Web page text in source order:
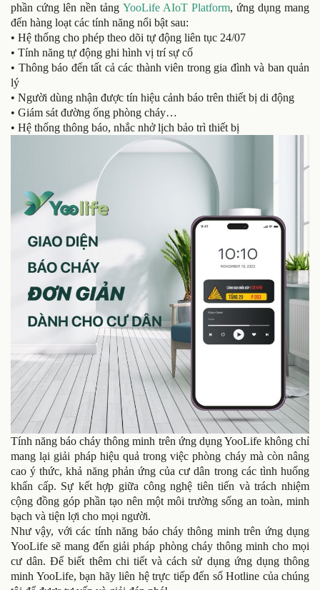
phần cứng lên nền tảng YooLife AIoT Platform, ứng dụng mang
đến hàng loạt các tính năng nổi bật sau:
• Hệ thống cho phép theo dõi tự động liên tục 24/07
• Tính năng tự động ghi hình vị trí sự cố
• Thông báo đến tất cả các thành viên trong gia đình và ban quản
lý
• Người dùng nhận được tín hiệu cảnh báo trên thiết bị di động
• Giám sát đường ống phòng cháy…
• Hệ thống thông báo, nhắc nhở lịch bảo trì thiết bị
Tính năng báo cháy thông minh trên ứng dụng YooLife không chỉ
mang lại giải pháp hiệu quả trong việc phòng cháy mà còn nâng
cao ý thức, khả năng phản ứng của cư dân trong các tình huống
khẩn cấp. Sự kết hợp giữa công nghệ tiên tiến và trách nhiệm
cộng đồng góp phần tạo nên một môi trường sống an toàn, minh
bạch và tiện lợi cho mọi người.
Như vậy, với các tính năng báo cháy thông minh trên ứng dụng
YooLife sẽ mang đến giải pháp phòng cháy thông minh cho mọi
cư dân. Để biết thêm chi tiết và cách sử dụng ứng dụng thông
minh YooLife, bạn hãy liên hệ trực tiếp đến số Hotline của chúng